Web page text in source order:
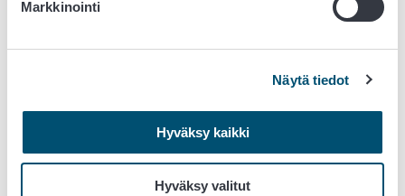
Markkinointi
Näytä tiedot
Hyväksy kaikki
Hyväksy valitut